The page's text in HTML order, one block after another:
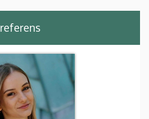
referens